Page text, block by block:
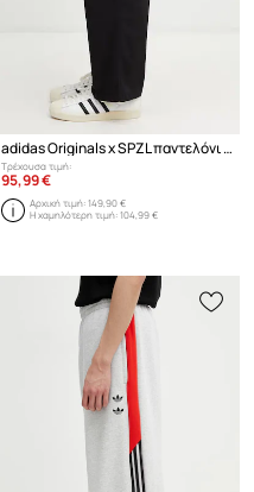
adidas Originals x SPZL παντελόνι ανδρικό βαμβακερό
Τρέχουσα τιμή:
95,99 €
Αρχική τιμή:149,90 €
Η χαμηλότερη τιμή:104,99 €